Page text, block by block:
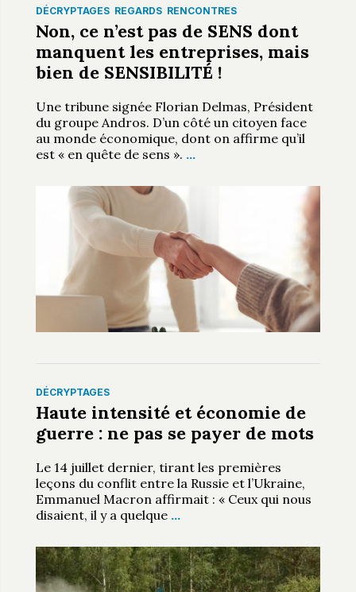
DÉCRYPTAGES REGARDS RENCONTRES
Non, ce n’est pas de SENS dont
manquent les entreprises, mais
bien de SENSIBILITÉ !
Une tribune signée Florian Delmas, Président
du groupe Andros. D’un côté un citoyen face
au monde économique, dont on affirme qu’il
est « en quête de sens ». …
DÉCRYPTAGES
Haute intensité et économie de
guerre : ne pas se payer de mots
Le 14 juillet dernier, tirant les premières
leçons du conflit entre la Russie et l’Ukraine,
Emmanuel Macron affirmait : « Ceux qui nous
disaient, il y a quelque …